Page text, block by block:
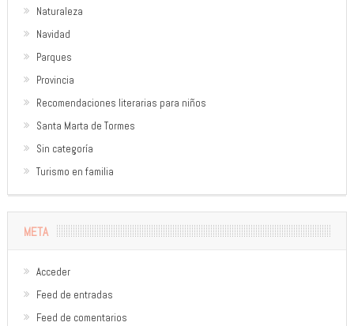
Naturaleza
Navidad
Parques
Provincia
Recomendaciones literarias para niños
Santa Marta de Tormes
Sin categoría
Turismo en familia
META
Acceder
Feed de entradas
Feed de comentarios